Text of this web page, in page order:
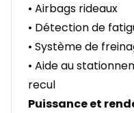
• Airbags rideaux
• Détection de
• Système de
• Aide au
recul
Puissance et